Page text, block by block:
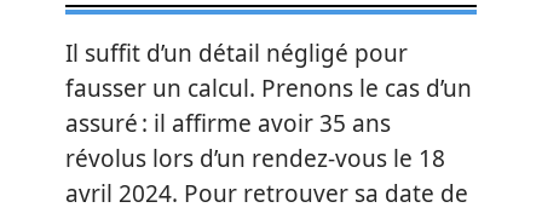
Il suffit d’un détail négligé pour
fausser un calcul. Prenons le cas d’un
assuré : il affirme avoir 35 ans
révolus lors d’un rendez-vous le 18
avril 2024. Pour retrouver sa date de